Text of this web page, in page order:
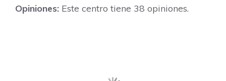
Opiniones: Este centro tiene 38 opiniones.